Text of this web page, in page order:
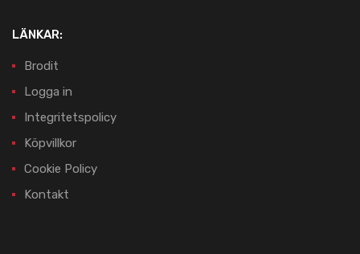
LÄNKAR:
Brodit
Logga in
Integritetspolicy
Köpvillkor
Cookie Policy
Kontakt